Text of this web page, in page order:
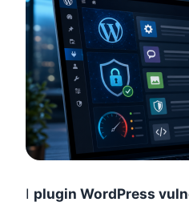
I plugin WordPress